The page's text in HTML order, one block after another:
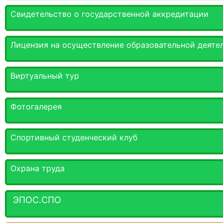
Свидетельство о государственной аккредитации
Лицензия на осуществление образовательной
Виртуальный тур
Фотогалерея
Спортивный студенческий клуб
Охрана труда
ЭПОС.СПО